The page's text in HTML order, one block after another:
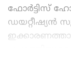
ഫോർട്ടിസ്
ഡയറ്റീഷ്യൻ